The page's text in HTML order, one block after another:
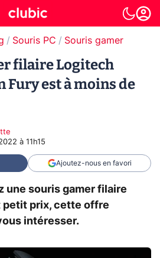
Souris PC Souris gamer
filaire Logitech
Fury est à moins de
à 11h15
Ajoutez-nous en favori
une souris gamer filaire
petit prix, cette offre
intéresser.